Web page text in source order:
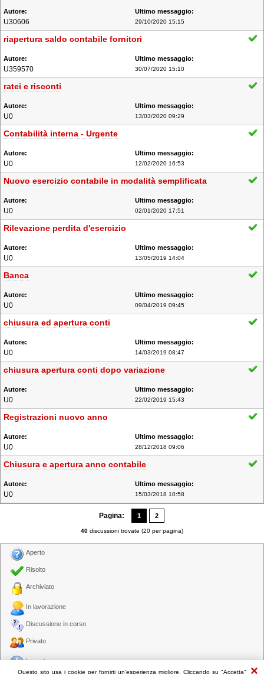
Questo sito usa i cookie per fornirti un'esperienza migliore. Cliccando su "Accetta"
U30606 29/10/2020 15:15
riapertura saldo contabile fornitori
U359570 30/07/2020 15:10
ratei e risconti
U0 13/03/2020 09:29
Contabilità interna - Urgente
U0 12/02/2020 16:53
Nuovo esercizio contabile in modalità semplificata
U0 02/01/2020 17:51
Rilevazione perdita d'esercizio
U0 13/05/2019 14:04
Banca
U0 09/04/2019 09:45
chiusura ed apertura conti
U0 14/03/2019 08:47
chiusura apertura conti dopo variazione
U0 22/02/2019 15:43
Registrazioni nuovo anno
U0 28/12/2018 09:06
Chiusura e apertura anno contabile
U0 15/03/2018 10:58
Pagina: 1 2
40 discussioni trovate (20 per pagina)
Aperto
Risolto
Archiviato
In lavorazione
Discussione in corso
Privato
In evidenza